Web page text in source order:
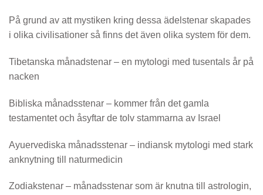
På grund av att mystiken kring dessa ädelstenar skapades
i olika civilisationer så finns det även olika system för dem.
Tibetanska månadstenar – en mytologi med tusentals år på
nacken
Bibliska månadsstenar – kommer från det gamla
testamentet och åsyftar de tolv stammarna av Israel
Ayuervediska månadsstenar – indiansk mytologi med stark
anknytning till naturmedicin
Zodiakstenar – månadsstenar som är knutna till astrologin,